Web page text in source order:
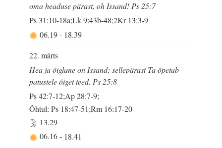
oma headuse pärast, oh Issand! Ps 25:7
Ps 31:10-18a;Lk 9:43b-48;2Kr 13:3-9
06.19- 18.39
22. märts
Hea ja õiglane on Issand; sellepärast Ta õpetab
patustele õiget teed. Ps 25:8
Ps 42:7-12;Ap 28:7-9;
Õhtul: Ps 18:47-51;Rm 16:17-20
13.29
06.16- 18.41